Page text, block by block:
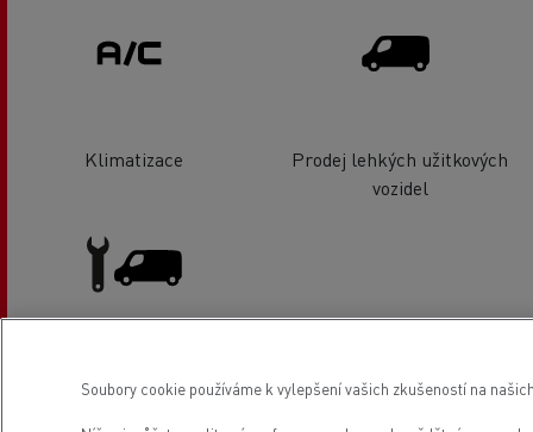
Klimatizace
Prodej lehkých užitkových
vozidel
užitkových vozidel
Soubory cookie používáme k vylepšení vašich zkušeností na